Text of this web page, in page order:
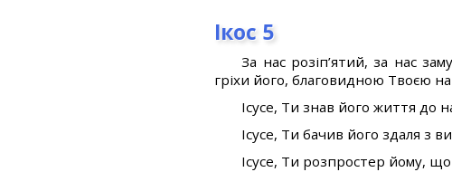
Ікос 5
За нас розіп’ятий, за нас
гріхи його, благовидною Твоєю
Ісусе, Ти знав його життя до
Ісусе, Ти бачив його здаля з
Ісусе, Ти розпростер йому,